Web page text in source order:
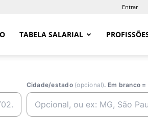
Entrar
TABELA SALARIAL
Cidade/estado (opcional). Em branco